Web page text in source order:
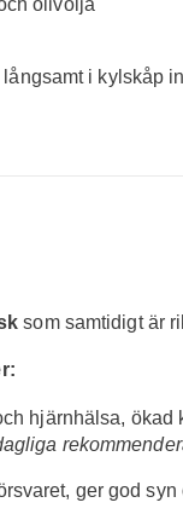
olivolja
i kylskåp
som samtidigt är
hjärnhälsa, ökad
ger god